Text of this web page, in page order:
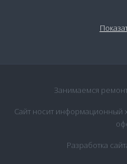
Занимаемся
Сайт носит информационный
Разработка